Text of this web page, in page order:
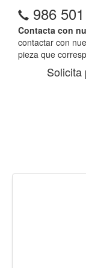
986
Contacta con
contactar con
pieza que
Solicita